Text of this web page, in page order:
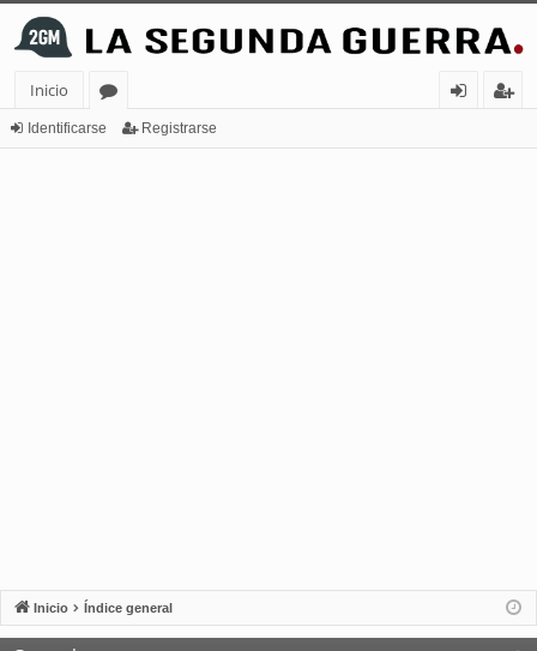
Inicio
or
Identificarse Registrarse
Inicio Índice general